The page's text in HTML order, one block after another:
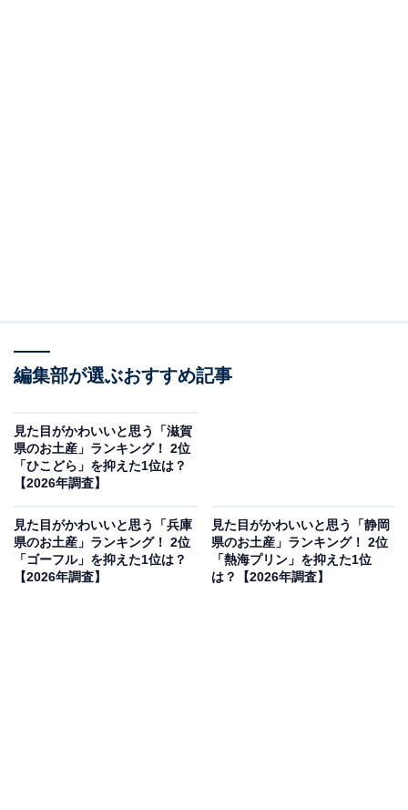
編集部が選ぶおすすめ記事
見た目がかわいいと思う「滋賀
県のお土産」ランキング！ 2位
「ひこどら」を抑えた1位は？
【2026年調査】
見た目がかわいいと思う「兵庫
県のお土産」ランキング！ 2位
「ゴーフル」を抑えた1位は？
【2026年調査】
見た目がかわいいと思う「静岡
県のお土産」ランキング！ 2位
「熱海プリン」を抑えた1位
は？【2026年調査】